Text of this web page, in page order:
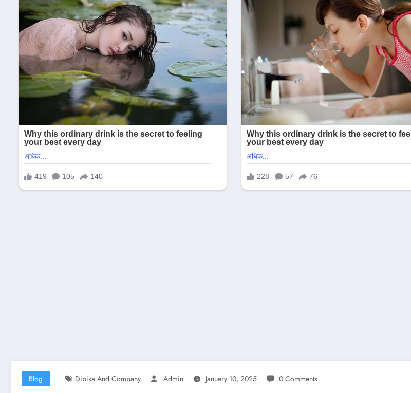
Blog Dipika And Company Admin January 10, 2025 0 Comments